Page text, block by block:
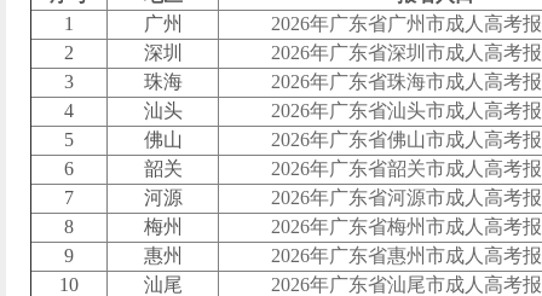
1
广州
2026年广东省广州市成人高考
2
深圳
2026年广东省深圳市成人高考
3
珠海
2026年广东省珠海市成人高考
4
汕头
2026年广东省汕头市成人高考
5
佛山
2026年广东省佛山市成人高考
6
韶关
2026年广东省韶关市成人高考
7
河源
2026年广东省河源市成人高考
8
梅州
2026年广东省梅州市成人高考
9
惠州
2026年广东省惠州市成人高考
10
汕尾
2026年广东省汕尾市成人高考